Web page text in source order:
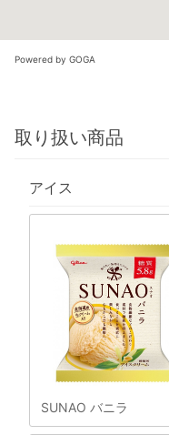
Powered by GOGA
取り扱い商品
アイス
SUNAO バニラ